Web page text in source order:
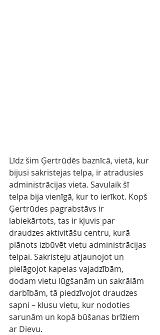
Līdz šim Ģertrūdēs baznīcā, vietā, kur
bijusi sakristejas telpa, ir atradusies
administrācijas vieta. Savulaik šī
telpa bija vienīgā, kur to ierīkot. Kopš
Ģertrūdes pagrabstāvs ir
labiekārtots, tas ir kļuvis par
draudzes aktivitāšu centru, kurā
plānots izbūvēt vietu administrācijas
telpai. Sakristeju atjaunojot un
pielāgojot kapelas vajadzībām,
dodam vietu lūgšanām un sakrālām
darbībām, tā piedzīvojot draudzes
sapni – klusu vietu, kur nodoties
sarunām un kopā būšanas brīžiem
ar Dievu.